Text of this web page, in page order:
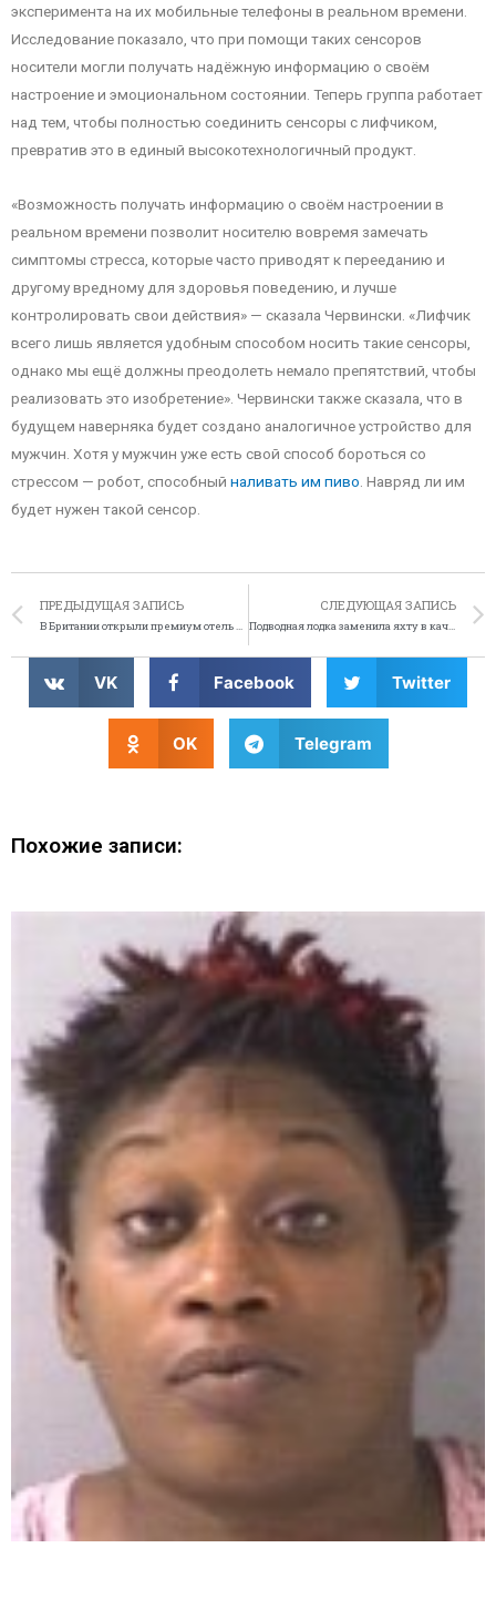
эксперимента на их мобильные телефоны в реальном времени.
Исследование показало, что при помощи таких сенсоров
носители могли получать надёжную информацию о своём
настроение и эмоциональном состоянии. Теперь группа работает
над тем, чтобы полностью соединить сенсоры с лифчиком,
превратив это в единый высокотехнологичный продукт.
«Возможность получать информацию о своём настроении в
реальном времени позволит носителю вовремя замечать
симптомы стресса, которые часто приводят к перееданию и
другому вредному для здоровья поведению, и лучше
контролировать свои действия» — сказала Червински. «Лифчик
всего лишь является удобным способом носить такие сенсоры,
однако мы ещё должны преодолеть немало препятствий, чтобы
реализовать это изобретение». Червински также сказала, что в
будущем наверняка будет создано аналогичное устройство для
мужчин. Хотя у мужчин уже есть свой способ бороться со
стрессом — робот, способный наливать им пиво . Навряд ли им
будет нужен такой сенсор.
ПРЕДЫДУЩАЯ ЗАПИСЬ
В Британии открыли премиум отель для кошек
СЛЕДУЮЩАЯ ЗАПИСЬ
Подводная лодка заменила яхту в качестве символа статуса богачей
VK Facebook Twitter
OK Telegram
Похожие записи: